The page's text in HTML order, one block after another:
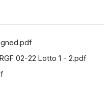
02-22 Lotto 1 - 2.pdf